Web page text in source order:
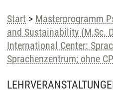
Start > Masterprogramm
and Sustainability (M.Sc.
International Center:
Sprachenzentrum; ohne